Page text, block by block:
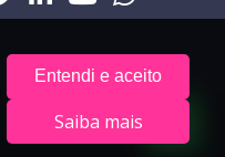
Entendi e aceito
Saiba mais